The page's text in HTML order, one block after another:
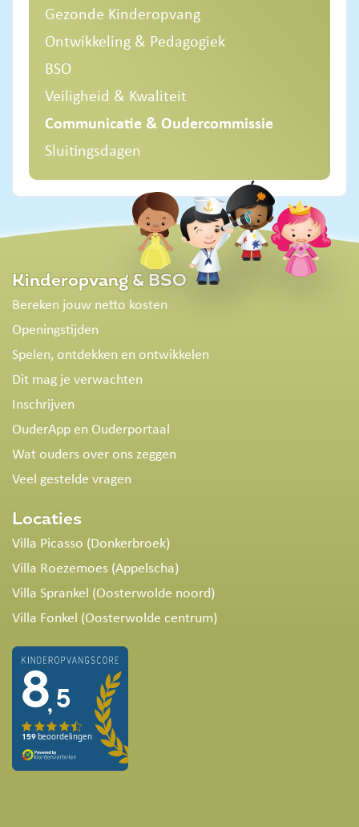
Gezonde Kinderopvang
Ontwikkeling & Pedagogiek
BSO
Veiligheid & Kwaliteit
Communicatie & Oudercommissie
Sluitingsdagen
Kinderopvang & BSO
Bereken jouw netto kosten
Openingstijden
Spelen, ontdekken en ontwikkelen
Dit mag je verwachten
Inschrijven
OuderApp en Ouderportaal
Wat ouders over ons zeggen
Veel gestelde vragen
Locaties
Villa Picasso (Donkerbroek)
Villa Roezemoes (Appelscha)
Villa Sprankel (Oosterwolde noord)
Villa Fonkel (Oosterwolde centrum)